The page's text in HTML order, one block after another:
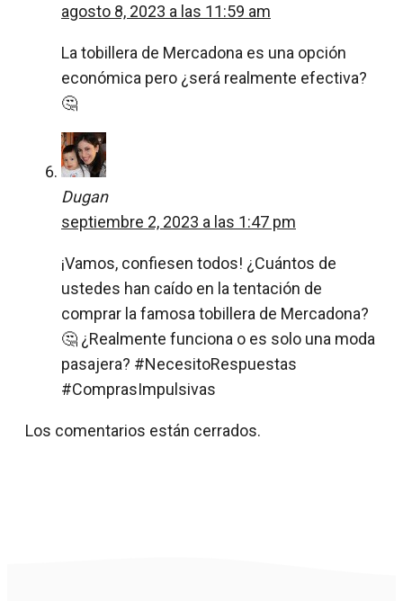
agosto 8, 2023 a las 11:59 am
La tobillera de Mercadona es una opción
económica pero ¿será realmente efectiva?
🤔
Dugan
septiembre 2, 2023 a las 1:47 pm
¡Vamos, confiesen todos! ¿Cuántos de
ustedes han caído en la tentación de
comprar la famosa tobillera de Mercadona?
🤔 ¿Realmente funciona o es solo una moda
pasajera? #NecesitoRespuestas
#ComprasImpulsivas
Los comentarios están cerrados.